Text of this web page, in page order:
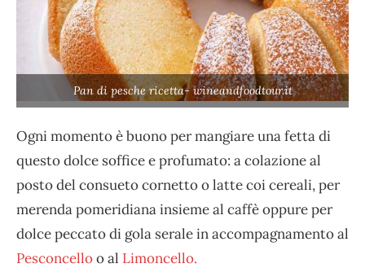
Pan di pesche ricetta- wineandfoodtour.it
Ogni momento è buono per mangiare una fetta di
questo dolce soffice e profumato: a colazione al
posto del consueto cornetto o latte coi cereali, per
merenda pomeridiana insieme al caffè oppure per
dolce peccato di gola serale in accompagnamento al
Pesconcelloo al Limoncello.